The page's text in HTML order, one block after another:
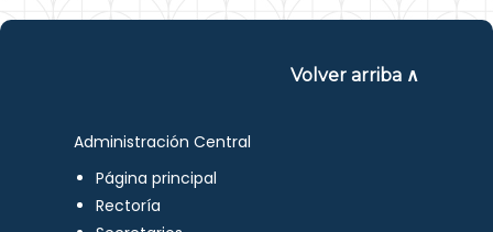
Volver arriba ∧
Administración Central
Página principal
Rectoría